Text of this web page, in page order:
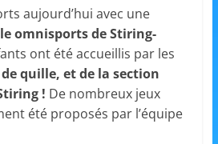
l'Animation
–
Stiring-
aujourd’hui avec une
omnisports de Stiring-
ont été accueillis par les
quille, et de la section
! De nombreux jeux
été proposés par l’équipe